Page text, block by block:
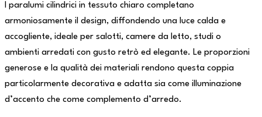
I paralumi cilindrici in tessuto chiaro completano
armoniosamente il design, diffondendo una luce calda e
accogliente, ideale per salotti, camere da letto, studi o
ambienti arredati con gusto retrò ed elegante. Le proporzioni
generose e la qualità dei materiali rendono questa coppia
particolarmente decorativa e adatta sia come illuminazione
d’accento che come complemento d’arredo.